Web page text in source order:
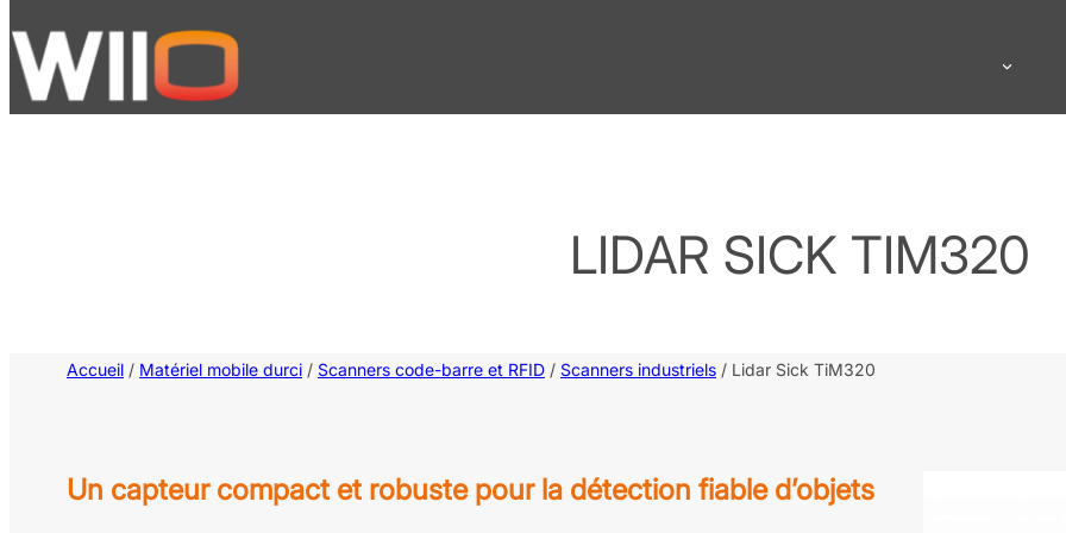
au
contenu
LIDAR SICK TIM320
Accueil / Matériel mobile durci / Scanners code-barre et RFID / Scanners industriels / Lidar Sick TiM320
Un capteur compact et robuste pour la détection fiable d’objets